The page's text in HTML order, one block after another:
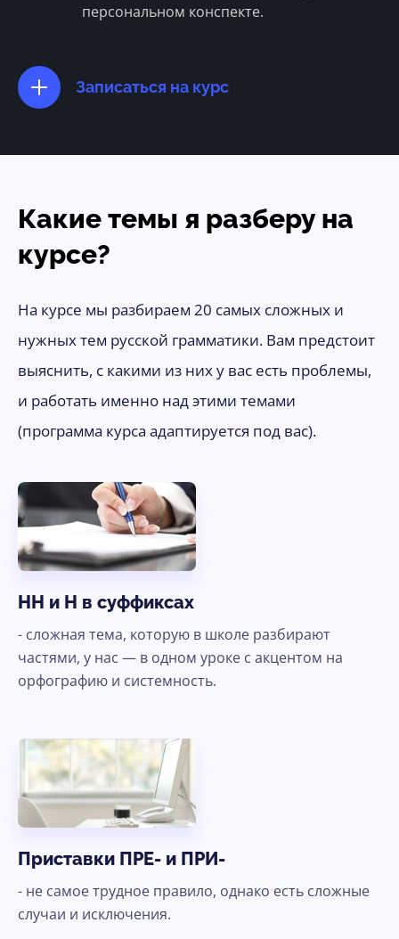
персональном конспекте.
Записаться на курс
Какие темы я разберу на
курсе?
На курсе мы разбираем 20 самых сложных и
нужных тем русской грамматики. Вам предстоит
выяснить, с какими из них у вас есть проблемы,
и работать именно над этими темами
(программа курса адаптируется под вас).
НН и Н в суффиксах
- сложная тема, которую в школе разбирают
частями, у нас — в одном уроке с акцентом на
орфографию и системность.
Приставки ПРЕ- и ПРИ-
- не самое трудное правило, однако есть сложные
случаи и исключения.